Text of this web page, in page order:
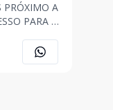
PRÓXIMO A
PARA O
bar com